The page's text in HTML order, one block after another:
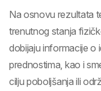
Na osnovu rezultata
trenutnog stanja
dobijaju informacije o
prednostima, kao i
cilju poboljšanja ili